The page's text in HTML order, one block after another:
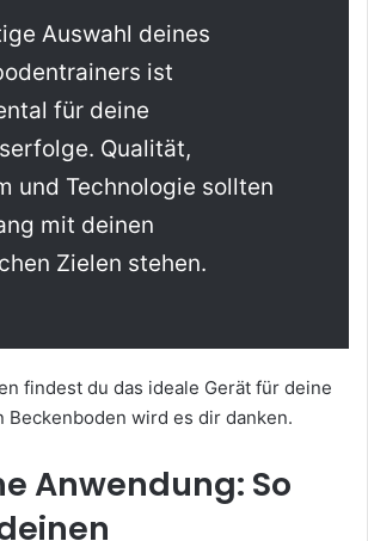
Auswahl deines
ist
für deine
Qualität,
und Technologie sollten
mit deinen
Zielen stehen.
findest du das ideale Gerät für deine
Beckenboden wird es dir danken.
Anwendung: So